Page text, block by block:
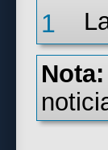
1
Nota: